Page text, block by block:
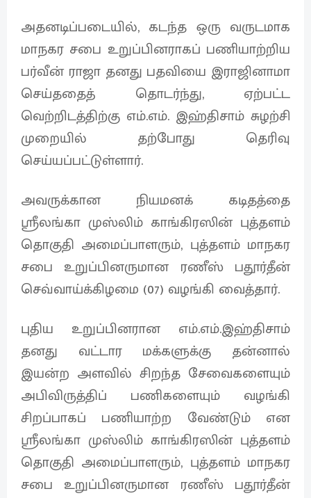
அதனடிப்படையில், கடந்த ஒரு வருடமாக
மாநகர சபை உறுப்பினராகப் பணியாற்றிய
பர்வீன் ராஜா தனது பதவியை இராஜினாமா
செய்ததைத் தொடர்ந்து, ஏற்பட்ட
வெற்றிடத்திற்கு எம்.எம். இஹ்திசாம் சுழற்சி
முறையில் தற்போது தெரிவு
செய்யப்பட்டுள்ளார்.
அவருக்கான நியமனக் கடிதத்தை
ஶ்ரீலங்கா முஸ்லிம் காங்கிரஸின் புத்தளம்
தொகுதி அமைப்பாளரும், புத்தளம் மாநகர
சபை உறுப்பினருமான ரணீஸ் பதூர்தீன்
செவ்வாய்க்கிழமை (07) வழங்கி வைத்தார்.
புதிய உறுப்பினரான எம்.எம்.இஹ்திசாம்
தனது வட்டார மக்களுக்கு தன்னால்
இயன்ற அளவில் சிறந்த சேவைகளையும்
அபிவிருத்திப் பணிகளையும் வழங்கி
சிறப்பாகப் பணியாற்ற வேண்டும் என
ஶ்ரீலங்கா முஸ்லிம் காங்கிரஸின் புத்தளம்
தொகுதி அமைப்பாளரும், புத்தளம் மாநகர
சபை உறுப்பினருமான ரணீஸ் பதூர்தீன்